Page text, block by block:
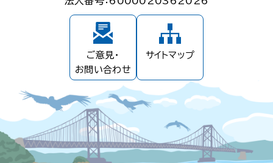
ご意見・
お問い合わせ
サイトマップ